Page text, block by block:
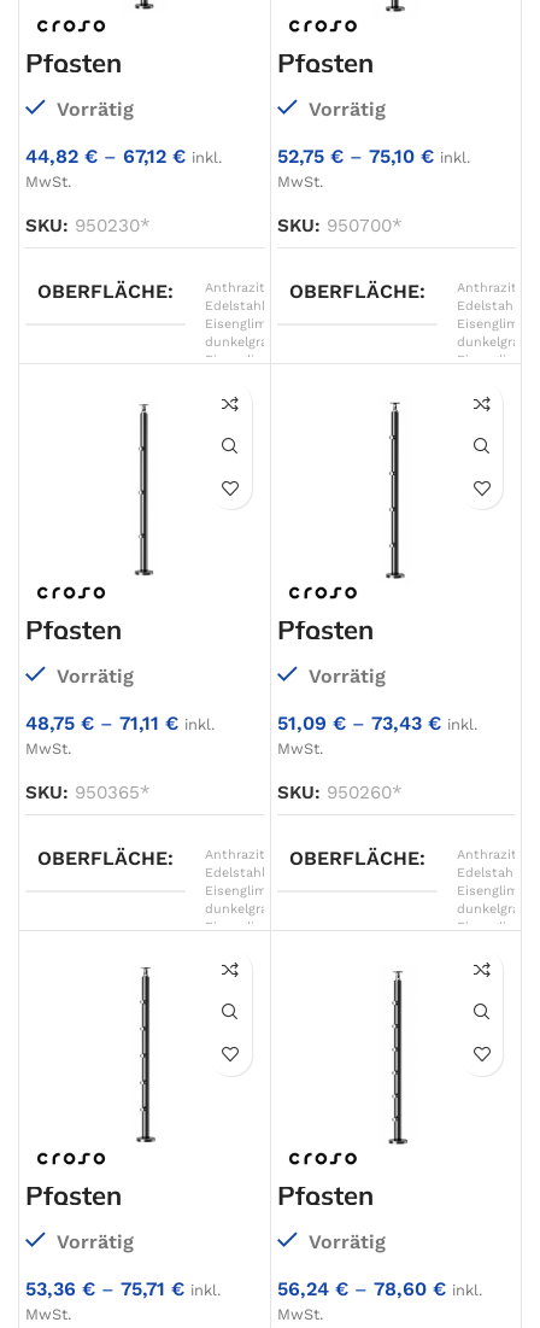
Pfosten
aufgesetzt,
Ø42,4mm
Vorrätig
44,82 € – 67,12 € inkl.
MwSt.
SKU: 950230*
OBERFLÄCHE Anthrazitgrau,
Edelstahl
Eisenglimmer
dunkelgrau
Eisenglimmer
Eisenglimmer
hellgrau
matt,
Verkehrsweiß
Pfosten
aufgesetzt,
Ø42,4mm
Vorrätig
52,75 €– 75,10 € inkl.
MwSt.
SKU: 950700*
OBERFLÄCHE
Edelstahl
dunkelgrau
hellgrau
matt,
Pfosten
aufgesetzt,
Ø42,4mm, 3
Traversenhalter
Vorrätig
48,75 € – 71,11 € inkl.
MwSt.
SKU: 950365*
OBERFLÄCHE Anthrazitgrau,
Edelstahl
Eisenglimmer
dunkelgrau
Eisenglimmer
Eisenglimmer
hellgrau
matt,
Verkehrsweiß
Pfosten
aufgesetzt,
Ø42,4mm, 4
Traversenhalter
Vorrätig
51,09 €– 73,43 € inkl.
MwSt.
SKU: 950260*
OBERFLÄCHE
Edelstahl
dunkelgrau
hellgrau
matt,
Pfosten
aufgesetzt,
Ø42,4mm, 5
Traversenhalter
Vorrätig
53,36 € – 75,71 € inkl.
MwSt.
Pfosten
aufgesetzt,
Ø42,4mm, 6
Traversenhalter
Vorrätig
56,24 €– 78,60 € inkl.
MwSt.